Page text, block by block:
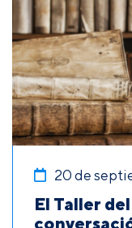
20 de
El Taller